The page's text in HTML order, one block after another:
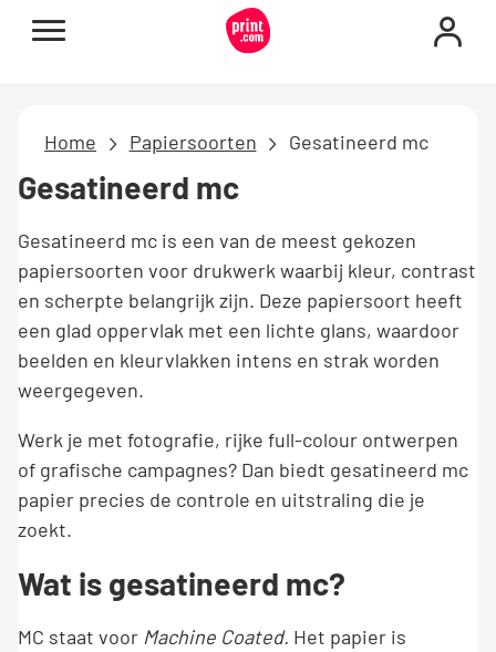
Home Papiersoorten Gesatineerd mc
Gesatineerd mc
Gesatineerd mc is een van de meest gekozen
papiersoorten voor drukwerk waarbij kleur, contrast
en scherpte belangrijk zijn. Deze papiersoort heeft
een glad oppervlak met een lichte glans, waardoor
beelden en kleurvlakken intens en strak worden
weergegeven.
Werk je met fotografie, rijke full-colour ontwerpen
of grafische campagnes? Dan biedt gesatineerd mc
papier precies de controle en uitstraling die je
zoekt.
Wat is gesatineerd mc?
MC staat voor Machine Coated. Het papier is